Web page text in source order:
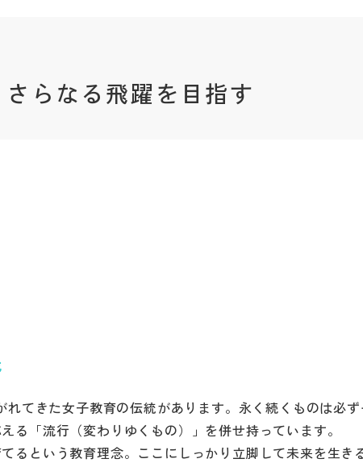
らなる飛躍を目指す
てきた女子教育の伝統があります。永く続くものは必ず
る「流行（変わりゆくもの）」を併せ持っています。
るという教育理念。ここにしっかり立脚して未来を生き